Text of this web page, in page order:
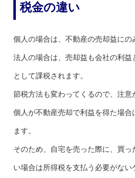
税金の違い
個人の場合は、不動産の売却益にの
法人の場合は、売却益も会社の利
として課税されます。
節税方法も変わってくるので、注意
個人が不動産売却で利益を得た場
ます。
そのため、自宅を売った際に、買っ
い場合は所得税を支払う必要がない